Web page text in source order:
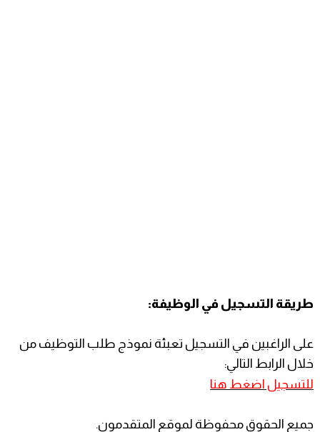
طريقة التسجيل في الوظيفة:
على الراغبين في التسجيل تعبئة نموذج طلب التوظيف من
خلال الرابط التالي:
للتسجيل اضغط هنا
جميع الحقوق محفوظة لموقع المتقدمون.